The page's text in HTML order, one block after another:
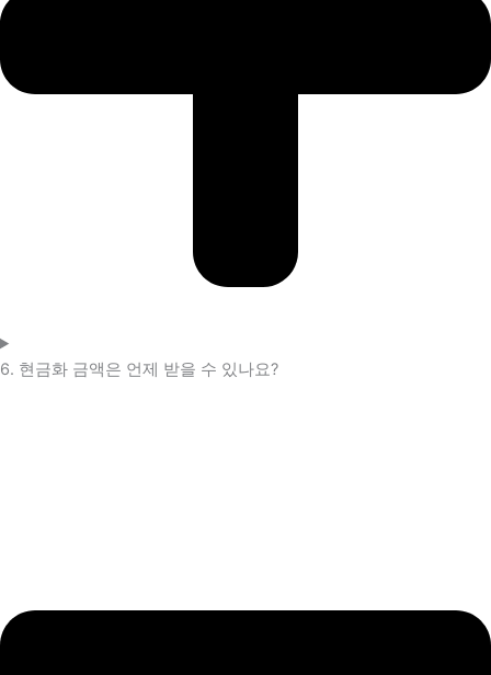
6. 현금화 금액은 언제 받을 수 있나요?